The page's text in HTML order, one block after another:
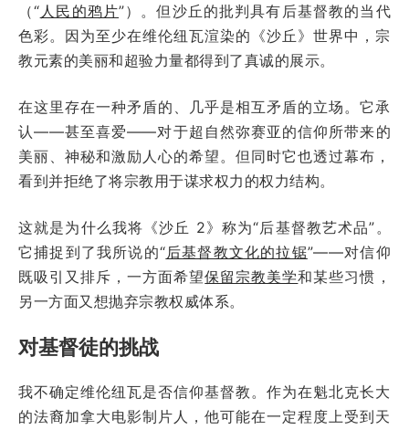
（“ 人民的鸦片”）。但沙丘的批判具有后基督教的当代
色彩。因为至少在维伦纽瓦渲染的《沙丘》世界中，宗
教元素的美丽和超验力量都得到了真诚的展示。
在这里存在一种矛盾的、几乎是相互矛盾的立场。它承
认——甚至喜爱——对于超自然弥赛亚的信仰所带来的
美丽、神秘和激励人心的希望。但同时它也透过幕布，
看到并拒绝了将宗教用于谋求权力的权力结构。
这就是为什么我将《沙丘 2》称为“后基督教艺术品”。
它捕捉到了我所说的“后基督教文化的拉锯”——对信仰
既吸引又排斥，一方面希望保留宗教美学和某些习惯，
另一方面又想抛弃宗教权威体系。
对基督徒的挑战
我不确定维伦纽瓦是否信仰基督教。作为在魁北克长大
的法裔加拿大电影制片人，他可能在一定程度上受到天